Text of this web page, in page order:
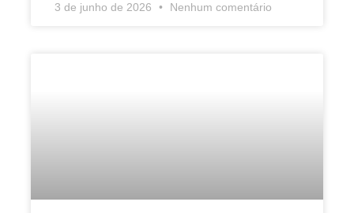
3 de junho de 2026 Nenhum comentário